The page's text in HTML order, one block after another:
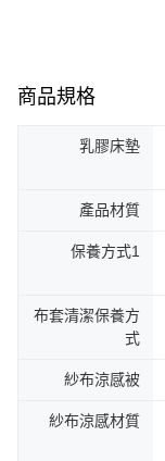
商品規格
乳膠床墊
產品材質
保養方式1
布套清潔保養方
式
紗布涼感被
紗布涼感材質